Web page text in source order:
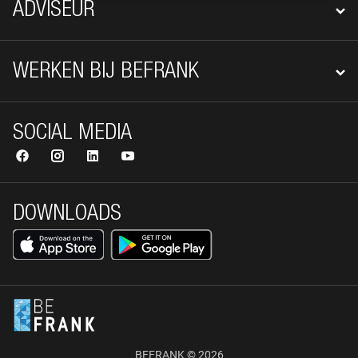
ADVISEUR
WERKEN BIJ BEFRANK
DOWNLOADS
SOCIAL MEDIA
BEFRANK © 2026